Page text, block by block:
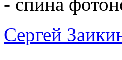
- спина
Сергей